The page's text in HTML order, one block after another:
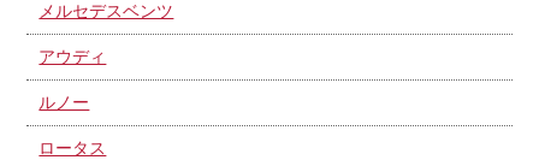
メルセデスベンツ
アウディ
ルノー
ロータス